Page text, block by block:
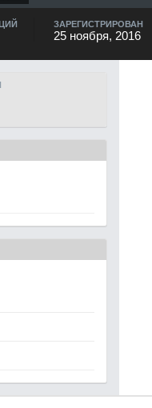
ЗАРЕГИСТРИРОВАН
25 ноября, 2016